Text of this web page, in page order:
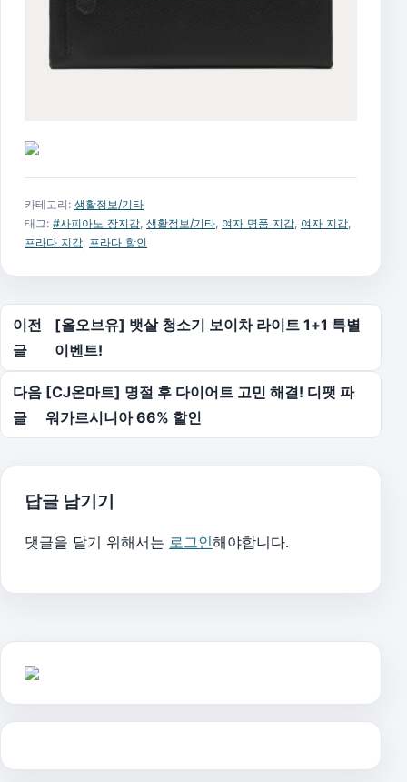
카테고리: 생활정보/기타
태그: #사피아노 장지갑 생활정보/기타 여자 명품 지갑 여자 지갑
프라다 지갑 프라다 할인
글 탐색
이전
글
[올오브유] 뱃살 청소기 보이차 라이트 1+1 특별
이벤트!
다음
글
[CJ온마트] 명절 후 다이어트 고민 해결! 디팻 파
워가르시니아 66% 할인
답글 남기기
댓글을 달기 위해서는 로그인해야합니다.